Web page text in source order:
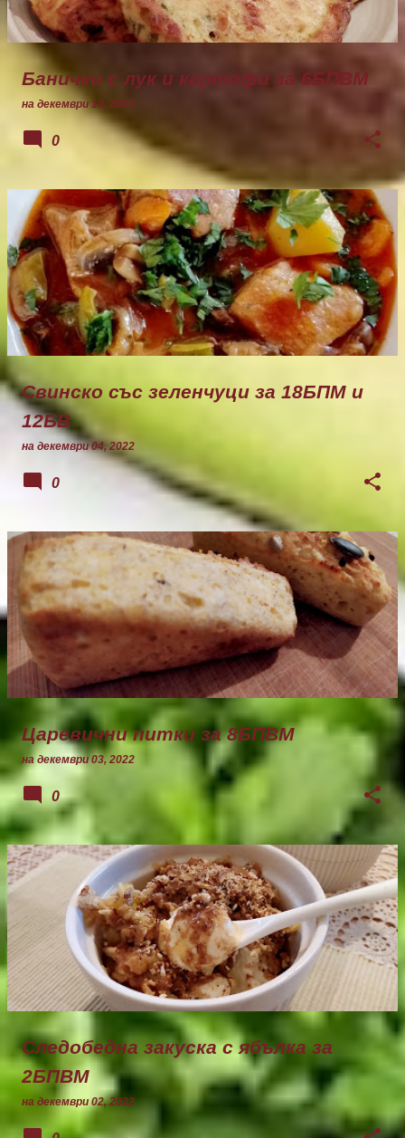
Банички с лук и картофи за 6БПВМ
на декември 10, 2022
0
Свинско със зеленчуци за 18БПМ и
12БВ
на декември 04, 2022
0
Царевични питки за 8БПВМ
надекември 03, 2022
0
Следобедна закуска с ябълка за
2БПВМ
на декември 02, 2022